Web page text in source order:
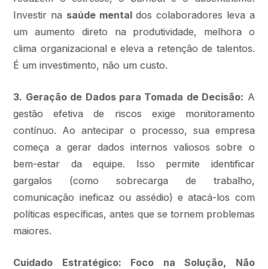
Investir na saúde mentaldos colaboradores leva a
um aumento direto na produtividade, melhora o
clima organizacional e eleva a retenção de talentos.
É um investimento, não um custo.
3. Geração de Dados para Tomada de Decisão: A
gestão efetiva de riscos exige monitoramento
contínuo. Ao antecipar o processo, sua empresa
começa a gerar dados internos valiosos sobre o
bem-estar da equipe. Isso permite identificar
gargalos (como sobrecarga de trabalho,
comunicação ineficaz ou assédio) e atacá-los com
políticas específicas, antes que se tornem problemas
maiores.
Cuidado Estratégico: Foco na Solução, Não